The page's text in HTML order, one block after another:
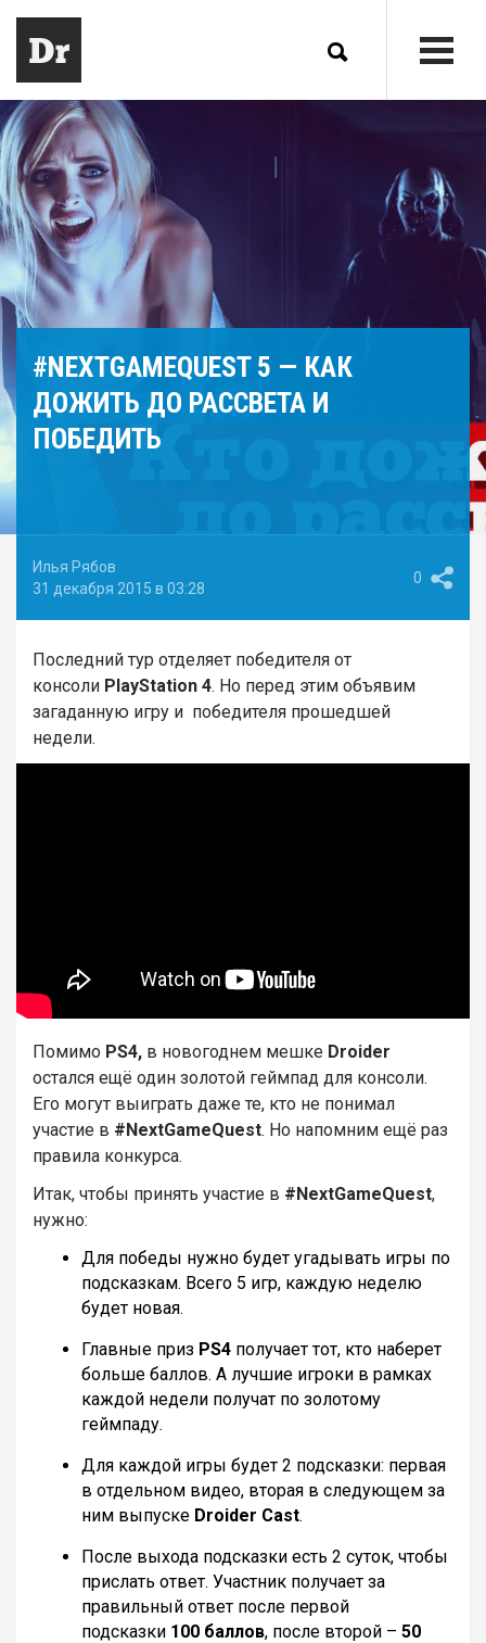
#NEXTGAMEQUEST 5 — КАК
ДОЖИТЬ ДО РАССВЕТА И
ПОБЕДИТЬ
Илья Рябов
31 декабря 2015 в 03:28
0
Последний тур отделяет победителя от
консоли PlayStation 4. Но перед этим объявим
загаданную игру и победителя прошедшей
недели.
Помимо PS4, в новогоднем мешке Droider
остался ещё один золотой геймпад для консоли.
Его могут выиграть даже те, кто не понимал
участие в #NextGameQuest. Но напомним ещё раз
правила конкурса.
Итак, чтобы принять участие в #NextGameQuest,
нужно:
Для победы нужно будет угадывать игры по
подсказкам. Всего 5 игр, каждую неделю
будет новая.
Главные приз PS4 получает тот, кто наберет
больше баллов. А лучшие игроки в рамках
каждой недели получат по золотому
геймпаду.
Для каждой игры будет 2 подсказки: первая
в отдельном видео, вторая в следующем за
ним выпуске Droider Cast.
После выхода подсказки есть 2 суток, чтобы
прислать ответ. Участник получает за
правильный ответ после первой
подсказки 100 баллов, после второй – 50